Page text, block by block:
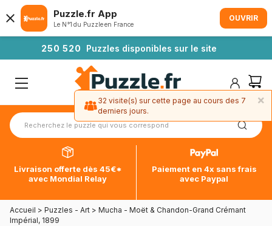
250 520 Puzzles disponibles sur le site
Livraison offerte dès 45€*
avec Mondial Relay
Paiement en 4x sans frais
avec Paypal
Accueil > Puzzles - Art > Mucha - Moët & Chandon-Grand Crémant
Impérial, 1899
Puzzle.fr App
Le N°1 du Puzzle en France
OUVRIR
×
32 visite(s) sur cette page au cours des 7
derniers jours.